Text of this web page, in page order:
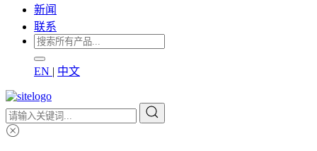
新闻
联系
EN | 中文